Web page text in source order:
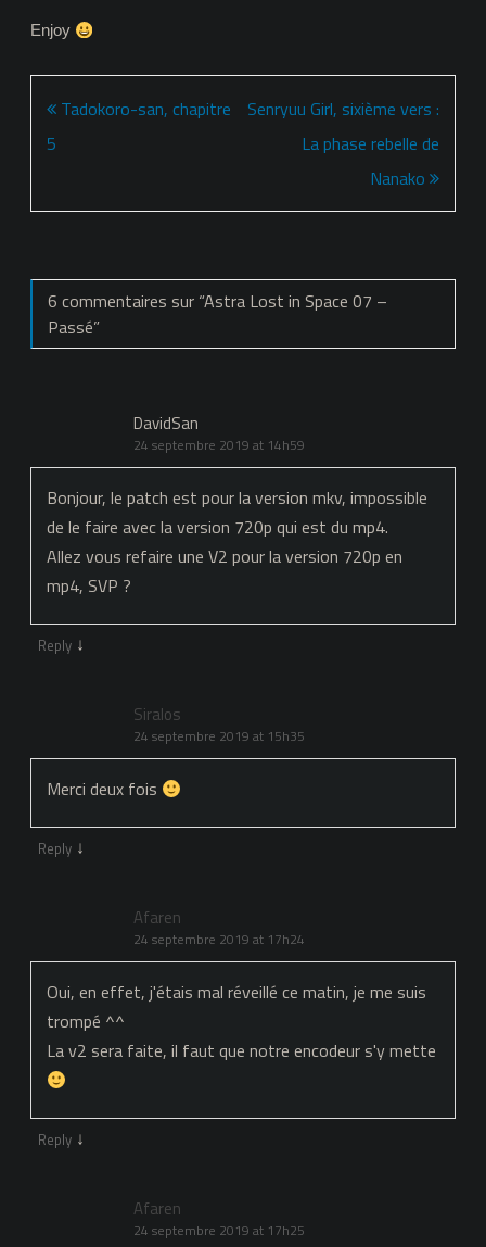
Enjoy
Navigation
de
Tadokoro-san, chapitre
5
Senryuu Girl, sixième vers :
La phase rebelle de
Nanako
6 commentaires sur “Astra Lost in Space 07 –
Passé”
DavidSan
24 septembre 2019 at 14h59
Bonjour, le patch est pour la version mkv, impossible
de le faire avec la version 720p qui est du mp4.
Allez vous refaire une V2 pour la version 720p en
mp4, SVP ?
Reply ↓
Siralos
24 septembre 2019 at 15h35
Merci deux fois
Reply ↓
Afaren
24 septembre 2019 at 17h24
Oui, en effet, j'étais mal réveillé ce matin, je me suis
trompé ^^
La v2 sera faite, il faut que notre encodeur s'y mette
Reply ↓
Afaren
24 septembre 2019 at 17h25